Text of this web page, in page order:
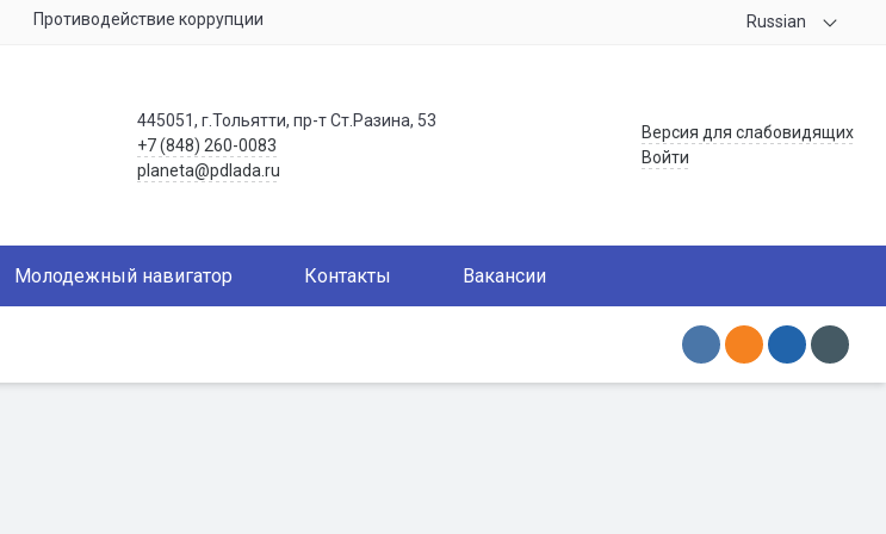
Противодействие коррупции Russian
445051, г.Тольятти, пр-т Ст.Разина, 53
+7 (848) 260-0083
planeta@pdlada.ru
Версия для слабовидящих
Войти
Молодежный навигатор Контакты Вакансии